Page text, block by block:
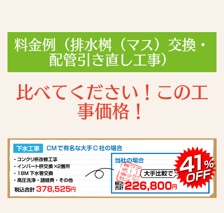
料金例（排水桝（マス）交換・
配管引き直し工事）
比べてください！この工
事価格！